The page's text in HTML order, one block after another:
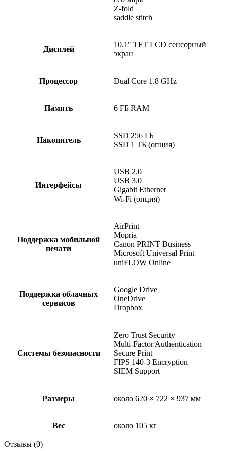
Z-fold
saddle stitch
Дисплей
10.1" TFT LCD сенсорный
экран
Процессор Dual Core 1.8 GHz
Память 6 ГБ RAM
Накопитель
SSD 256 ГБ
SSD 1 ТБ (опция)
Интерфейсы
USB 2.0
USB 3.0
Gigabit Ethernet
Wi-Fi (опция)
Поддержка мобильной
печати
AirPrint
Mopria
Canon PRINT Business
Microsoft Universal Print
uniFLOW Online
Поддержка облачных
сервисов
Google Drive
OneDrive
Dropbox
Системы безопасности
Zero Trust Security
Multi-Factor Authentication
Secure Print
FIPS 140-3 Encryption
SIEM Support
Размеры около 620 × 722 × 937 мм
Вес около 105 кг
Отзывы (0)